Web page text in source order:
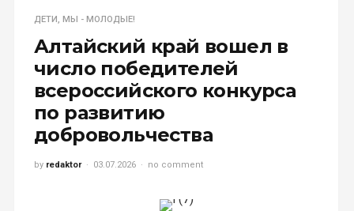
ДЕТИ, МЫ - МОЛОДЫЕ!
Алтайский край вошел в
число победителей
всероссийского конкурса
по развитию
добровольчества
by redaktor 03.07.2026 no comment